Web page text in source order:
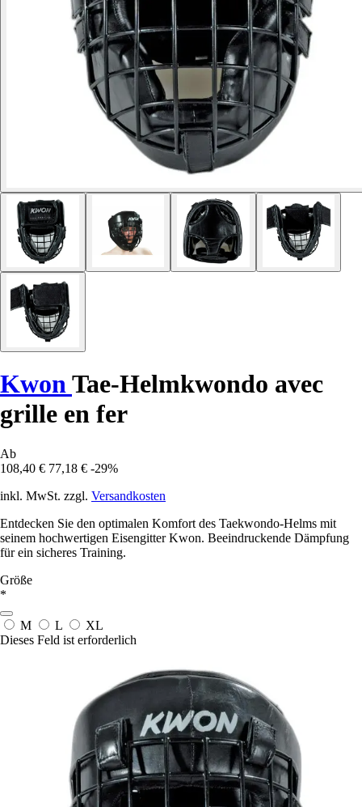
KwonTae-Helmkwondo avec
grille en fer
Ab
108,40 € 77,18 € -29%
inkl. MwSt. zzgl. Versandkosten
Entdecken Sie den optimalen Komfort des Taekwondo-Helms mit
seinem hochwertigen Eisengitter Kwon. Beeindruckende Dämpfung
für ein sicheres Training.
Größe
*
M L
XL
Dieses Feld ist erforderlich